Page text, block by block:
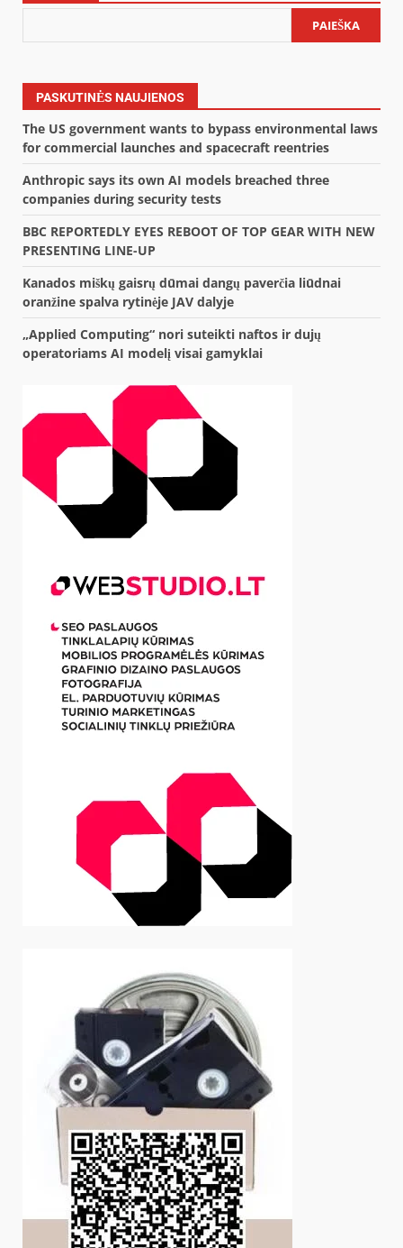
PAIEŠKA
PASKUTINĖS NAUJIENOS
The US government wants to bypass environmental laws
for commercial launches and spacecraft reentries
Anthropic says its own AI models breached three
companies during security tests
BBC REPORTEDLY EYES REBOOT OF TOP GEAR WITH NEW
PRESENTING LINE-UP
Kanados miškų gaisrų dūmai dangų paverčia liūdnai
oranžine spalva rytinėje JAV dalyje
„Applied Computing“ nori suteikti naftos ir dujų
operatoriams AI modelį visai gamyklai